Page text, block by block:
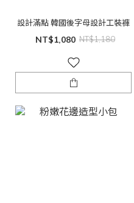
設計滿點 韓國後字母設計工裝褲
NT$1,080 NT$1,180